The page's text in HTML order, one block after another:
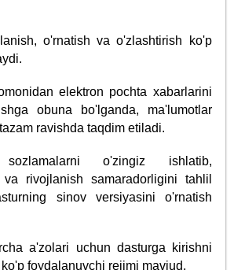
o'rnatish va o'zlashtirish ko'p
elektron pochta xabarlarini
obuna bo'lganda, ma'lumotlar
ravishda taqdim etiladi.
sozlamalarni o'zingiz ishlatib,
rivojlanish samaradorligini tahlil
sinov versiyasini o'rnatish
a'zolari uchun dasturga kirishni
foydalanuvchi rejimi mavjud.